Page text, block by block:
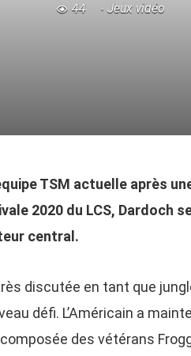
44 Jeux vidéo
TSM actuelle après
2020 du LCS, Dardoch
central.
discutée en tant que
défi. L’Américain a
des vétérans